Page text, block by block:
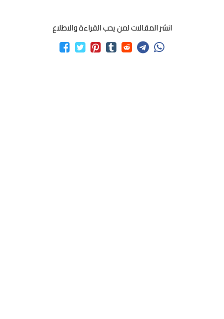
انشر المقالات لمن يحب القراءة والاطلاع